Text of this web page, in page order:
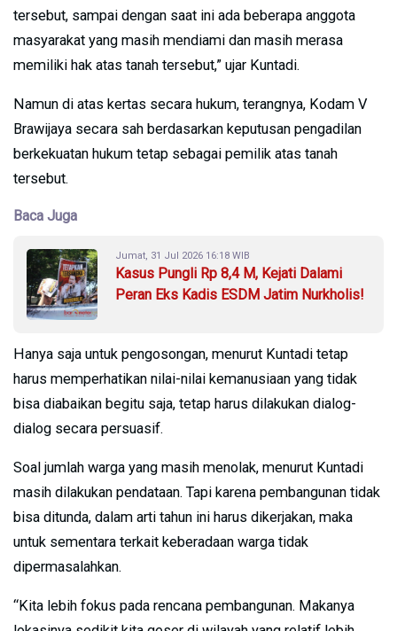
tersebut, sampai dengan saat ini ada beberapa anggota
masyarakat yang masih mendiami dan masih merasa
memiliki hak atas tanah tersebut,” ujar Kuntadi.
Namun di atas kertas secara hukum, terangnya, Kodam V
Brawijaya secara sah berdasarkan keputusan pengadilan
berkekuatan hukum tetap sebagai pemilik atas tanah
tersebut.
Baca Juga
Jumat, 31 Jul 2026 16:18 WIB
Kasus Pungli Rp 8,4 M, Kejati Dalami
Peran Eks Kadis ESDM Jatim Nurkholis!
Hanya saja untuk pengosongan, menurut Kuntadi tetap
harus memperhatikan nilai-nilai kemanusiaan yang tidak
bisa diabaikan begitu saja, tetap harus dilakukan dialog-
dialog secara persuasif.
Soal jumlah warga yang masih menolak, menurut Kuntadi
masih dilakukan pendataan. Tapi karena pembangunan tidak
bisa ditunda, dalam arti tahun ini harus dikerjakan, maka
untuk sementara terkait keberadaan warga tidak
dipermasalahkan.
“Kita lebih fokus pada rencana pembangunan. Makanya